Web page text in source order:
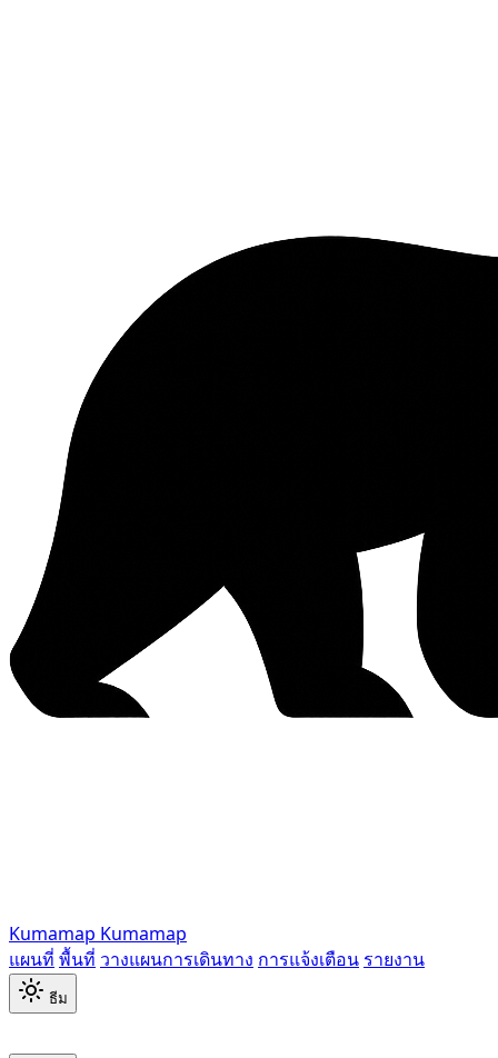
Kumamap Kumamap
แผนที่ พื้นที่ วางแผนการเดินทาง การแจ้งเตือน รายงาน
ธีม